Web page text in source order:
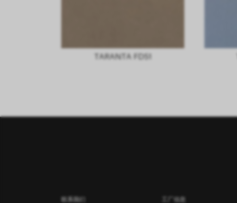
TARANTA FD51
联系我们
工厂信息